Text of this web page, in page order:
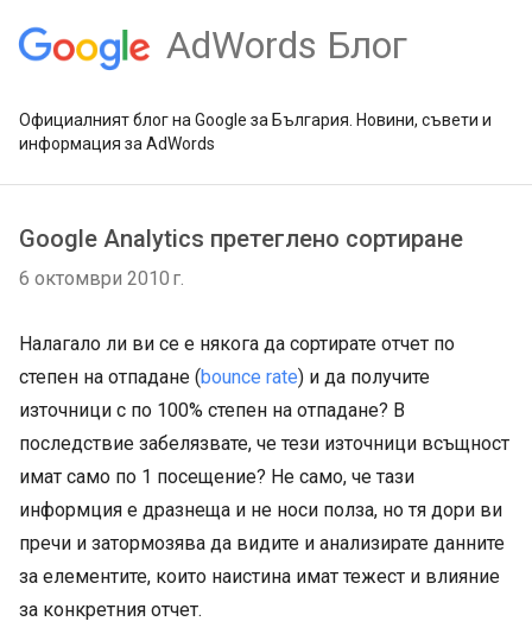
AdWords Блог
Официалният блог на Google за България. Новини, съвети и
информация за AdWords
Google Analytics претеглено сортиране
6 октомври 2010 г.
Налагало ли ви се е някога да сортирате отчет по
степен на отпадане (bounce rate) и да получите
източници с по 100% степен на отпадане? В
последствие забелязвате, че тези източници всъщност
имат само по 1 посещение? Не само, че тази
информция е дразнеща и не носи полза, но тя дори ви
пречи и затормозява да видите и анализирате данните
за елементите, които наистина имат тежест и влияние
за конкретния отчет.